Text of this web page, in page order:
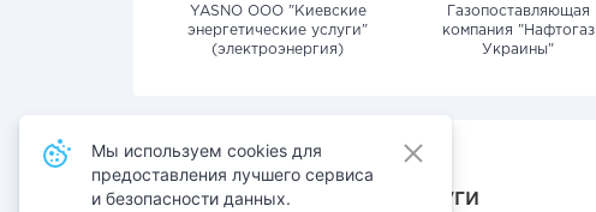
YASNO OOO "Киевские
энергетические услуги"
(электроэнергия)
Газопоставляющая
компания "Нафтогаз
Украины"
Также оплачивают услуги
Мы используем cookies для
предоставления лучшего сервиса
и безопасности данных.